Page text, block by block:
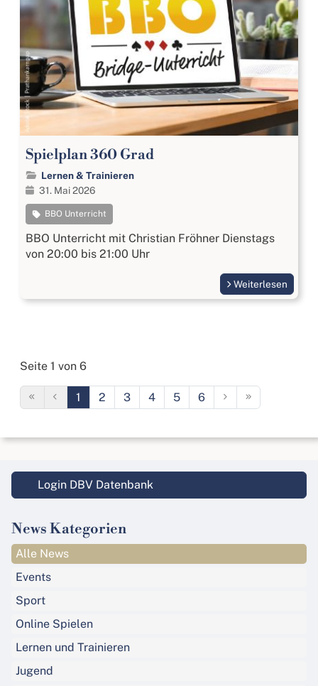
Spielplan 360 Grad
Lernen & Trainieren
31. Mai 2026
BBO Unterricht
BBO Unterricht mit Christian Fröhner Dienstags
von 20:00 bis 21:00 Uhr
Weiterlesen
Seite 1 von 6
1 2 3 4 5 6
Login DBV Datenbank
News Kategorien
Alle News
Events
Sport
Online Spielen
Lernen und Trainieren
Jugend